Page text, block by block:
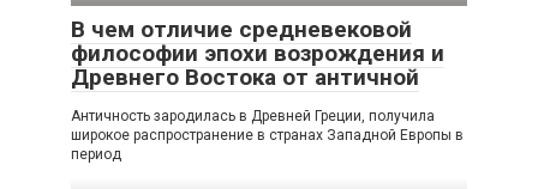
В чем отличие средневековой
философии эпохи возрождения и
Древнего Востока от античной
Античность зародилась в Древней Греции, получила
широкое распространение в странах Западной Европы в
период